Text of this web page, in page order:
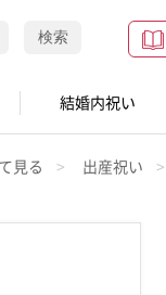
検索
結婚内祝い
見る 出産祝い